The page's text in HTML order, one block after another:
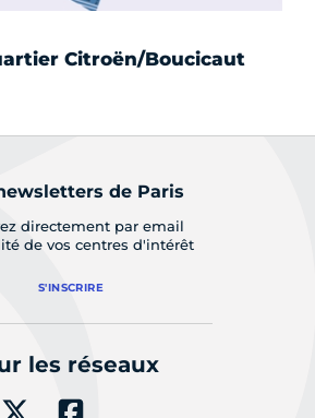
Citroën/Boucicaut
de Paris
directement par email
de vos centres d'intérêt
S'INSCRIRE
les réseaux